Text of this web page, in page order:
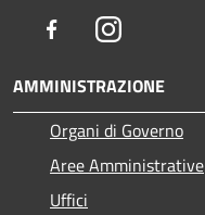
FacebookInstagram
AMMINISTRAZIONE
Organi di Governo
Aree Amministrative
Uffici